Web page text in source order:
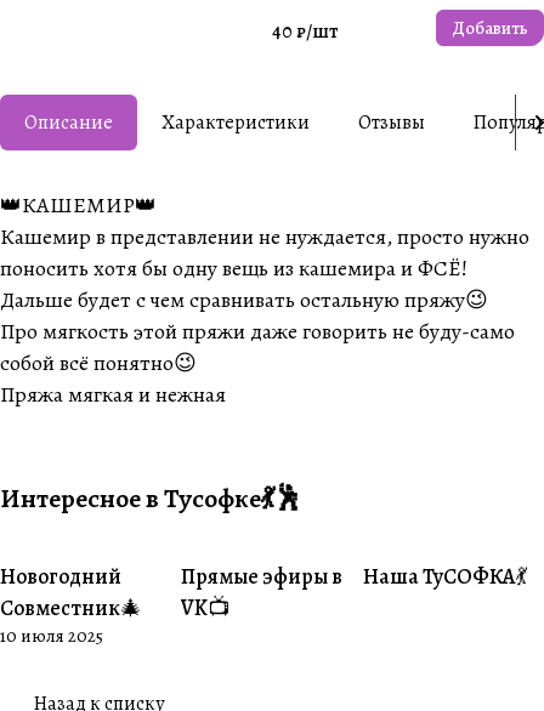
40 ₽/шт Добавить
Описание Характеристики Отзывы
👑КАШЕМИР👑
Кашемир в представлении не нуждается, просто нужно
поносить хотя бы одну вещь из кашемира и ФСЁ!
Дальше будет с чем сравнивать остальную пряжу😉
Про мягкость этой пряжи даже говорить не буду-само
собой всё понятно😉
Пряжа мягкая и нежная
Интересное в Тусофке💃🕺
#Совместники
Новогодний
Совместник🎄
10 июля 2025
#Житуха
Прямые эфиры в
VK📺
#Совместники
Наша ТуСОФКА💃
Назад к списку